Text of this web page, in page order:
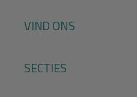
VIND ONS
SECTIES